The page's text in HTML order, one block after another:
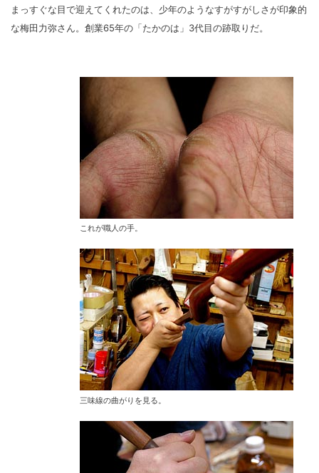
まっすぐな目で迎えてくれたのは、少年のようなすがすがしさが印象的
な梅田力弥さん。創業65年の「たかのは」3代目の跡取りだ。
これが職人の手。
三味線の曲がりを見る。